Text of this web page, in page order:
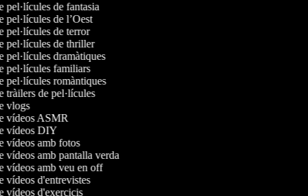
pel·lícules de fantasia
pel·lícules de l’Oest
pel·lícules de terror
pel·lícules de thriller
pel·lícules dramàtiques
pel·lícules familiars
pel·lícules romàntiques
tràilers de pel·lícules
vlogs
vídeos ASMR
vídeos DIY
vídeos amb fotos
vídeos amb pantalla verda
vídeos amb veu en off
vídeos d'entrevistes
vídeos d'exercicis